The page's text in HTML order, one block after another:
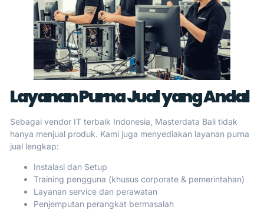
Layanan Purna Jual yang Andal
Sebagai vendor IT terbaik Indonesia, Masterdata Bali tidak
hanya menjual produk. Kami juga menyediakan layanan purna
jual lengkap:
Instalasi dan Setup
Training pengguna (khusus corporate & pemerintahan)
Layanan service dan perawatan
Penjemputan perangkat bermasalah